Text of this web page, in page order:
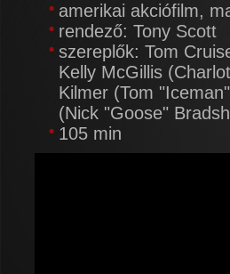
amerikai akciófilm,
rendező: Tony Scott
szereplők: Tom
Kelly McGillis
Kilmer (Tom
(Nick "Goose"
105 min